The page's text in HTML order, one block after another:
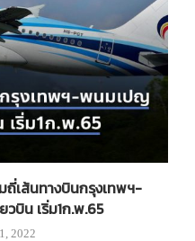
ถี่เส้นทางบินกรุงเทพฯ-
บิน เริ่ม1ก.พ.65
2022